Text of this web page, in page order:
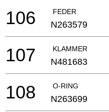
FEDER
106 N263579
KLAMMER
107 N481683
O-RING
108 N263699